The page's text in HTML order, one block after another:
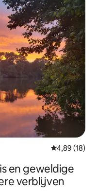
Gemiddelde
4,89 (18)
en geweldige
verblijven